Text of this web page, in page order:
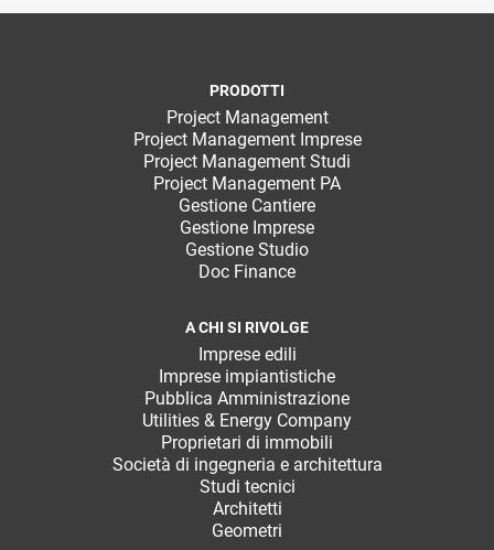
PRODOTTI
Project Management
Project Management Imprese
Project Management Studi
Project Management PA
Gestione Cantiere
Gestione Imprese
Gestione Studio
Doc Finance
A CHI SI RIVOLGE
Imprese edili
Imprese impiantistiche
Pubblica Amministrazione
Utilities & Energy Company
Proprietari di immobili
Società di ingegneria e architettura
Studi tecnici
Architetti
Geometri